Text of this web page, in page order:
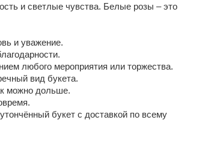
и светлые чувства. Белые розы – это
и уважение.
любого мероприятия или торжества.
вид букета.
можно дольше.
букет с доставкой по всему